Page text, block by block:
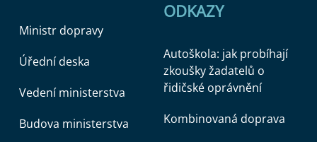
Ministr dopravy
Úřední deska
Vedení ministerstva
Budova ministerstva
ODKAZY
Autoškola: jak probíhají
zkoušky žadatelů o
řidičské oprávnění
Kombinovaná doprava